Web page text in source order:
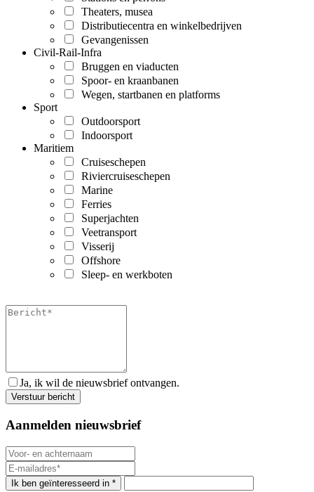
Theaters, musea
Distributiecentra en winkelbedrijven
Gevangenissen
Civil-Rail-Infra
Bruggen en viaducten
Spoor- en kraanbanen
Wegen, startbanen en platforms
Sport
Outdoorsport
Indoorsport
Maritiem
Cruiseschepen
Riviercruiseschepen
Marine
Ferries
Superjachten
Veetransport
Visserij
Offshore
Sleep- en werkboten
Ja, ik wil de nieuwsbrief ontvangen.
Aanmelden nieuwsbrief
Ik ben geïnteresseerd in *